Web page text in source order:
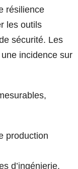
résilience
les outils
sécurité. Les
incidence sur
production
d’ingénierie.